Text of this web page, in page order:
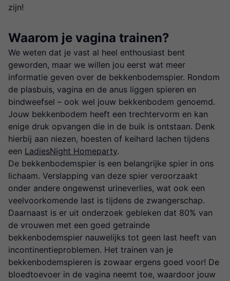
zijn!
Waarom je vagina trainen?
We weten dat je vast al heel enthousiast bent
geworden, maar we willen jou eerst wat meer
informatie geven over de bekkenbodemspier. Rondom
de plasbuis, vagina en de anus liggen spieren en
bindweefsel – ook wel jouw bekkenbodem genoemd.
Jouw bekkenbodem heeft een trechtervorm en kan
enige druk opvangen die in de buik is ontstaan. Denk
hierbij aan niezen, hoesten of keihard lachen tijdens
een LadiesNight Homeparty.
De bekkenbodemspier is een belangrijke spier in ons
lichaam. Verslapping van deze spier veroorzaakt
onder andere ongewenst urineverlies, wat ook een
veelvoorkomende last is tijdens de zwangerschap.
Daarnaast is er uit onderzoek gebleken dat 80% van
de vrouwen met een goed getrainde
bekkenbodemspier nauwelijks tot geen last heeft van
incontinentieproblemen. Het trainen van je
bekkenbodemspieren is zowaar ergens goed voor! De
bloedtoevoer in de vagina neemt toe, waardoor jouw